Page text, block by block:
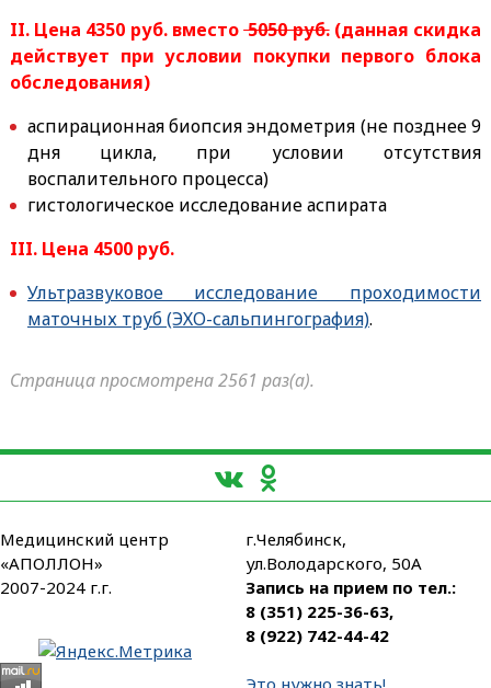
II. Цена 4350 руб. вместо5050 руб.(данная скидка
действует при условии покупки первого блока
обследования)
аспирационная биопсия эндометрия (не позднее 9
дня цикла, при условии отсутствия
воспалительного процесса)
гистологическое исследование аспирата
III. Цена 4500 руб.
Ультразвуковое исследование проходимости
маточных труб (ЭХО-сальпингография).
Страница просмотрена 2561 раз(а).
Медицинский центр
«АПОЛЛОН»
2007-2024 г.г.
г.Челябинск,
ул.Володарского, 50А
Запись на прием по тел.:
8 (351) 225-36-63,
8 (922) 742-44-42
Это нужно знать!